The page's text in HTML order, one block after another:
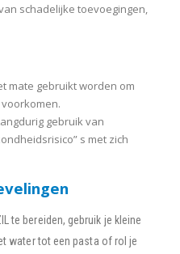
schadelijke toevoegingen,
mate gebruikt worden om
gebruik van
s met zich
te bereiden, gebruik je kleine
water tot een pasta of rol je